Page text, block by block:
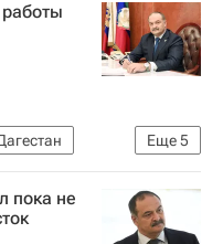
Еще5
Путин
пока не